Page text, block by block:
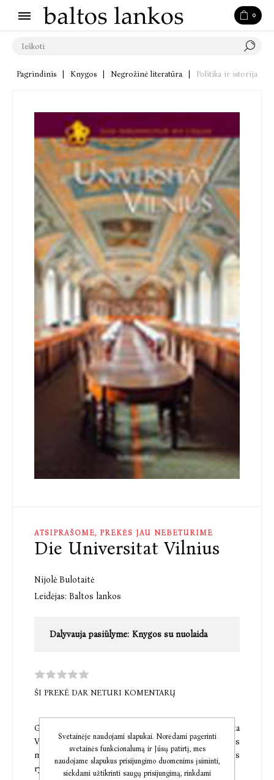
0
Pagrindinis Knygos Negrožinė literatūra Politika ir istorija
ATSIPRAŠOME, PREKĖS JAU NEBETURIME
Die Universitat Vilnius
Nijolė Bulotaitė
Leidėjas: Baltos lankos
Dalyvauja pasiūlyme: Knygos su nuolaida
ŠI PREKĖ DAR NETURI KOMENTARŲ
Gausiai iliustruotame leidinyje glaustai išdėstyta
Vilniaus universiteto istorija nuo šios aukštosios
mokyklos ištakų iki mūsų dienų, paminėtos
ryškiausios asmenybės ir jų nuveikti darbai.
Svetainėje naudojami slapukai. Norėdami pagerinti
svetainės funkcionalumą ir Jūsų patirtį, mes
naudojame slapukus prisijungimo duomenims įsiminti,
siekdami užtikrinti saugų prisijungimą, rinkdami